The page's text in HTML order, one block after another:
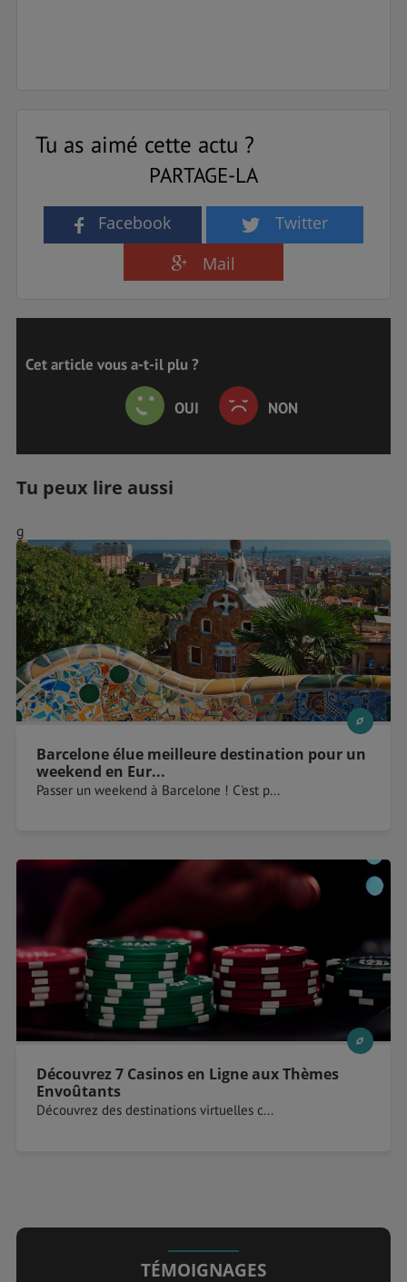
Tu as aimé cette actu ?
PARTAGE-LA
Facebook
Twitter
Mail
Cet article vous a-t-il plu ?
OUI NON
Tu peux lire aussi
g
Barcelone élue meilleure destination pour un
weekend en Eur...
Passer un weekend à Barcelone ! C'est p...
Découvrez 7 Casinos en Ligne aux Thèmes
Envoûtants
Découvrez des destinations virtuelles c...
TÉMOIGNAGES